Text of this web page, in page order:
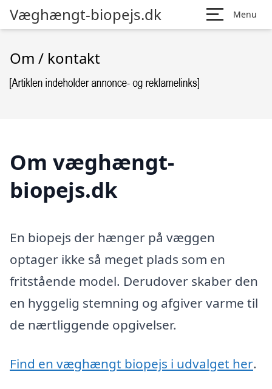
Væghængt-biopejs.dk Menu
Om / kontakt
Om væghængt-
biopejs.dk
En biopejs der hænger på væggen
optager ikke så meget plads som en
fritstående model. Derudover skaber den
en hyggelig stemning og afgiver varme til
de nærtliggende opgivelser.
Find en væghængt biopejs i udvalget her.